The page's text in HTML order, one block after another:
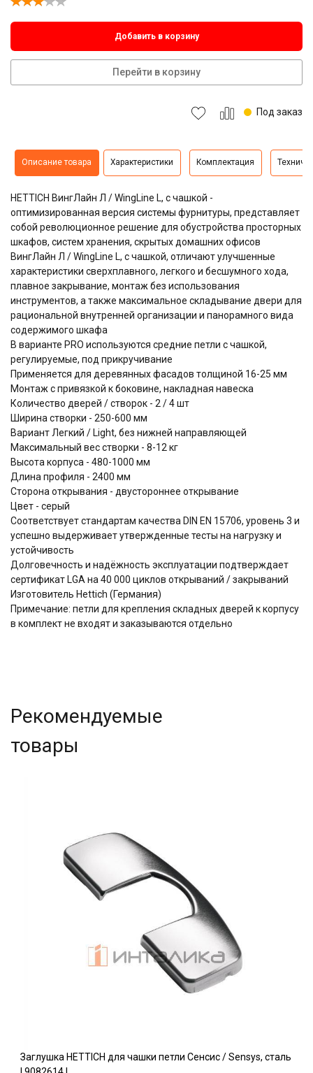
Добавить в корзину
Перейти в корзину
Под заказ
Описание товара Характеристики Комплектация
HETTICH ВингЛайн Л / WingLine L, с чашкой -
оптимизированная версия системы фурнитуры, представляет
собой революционное решение для обустройства просторных
шкафов, систем хранения, скрытых домашних офисов
ВингЛайн Л / WingLine L, с чашкой, отличают улучшенные
характеристики сверхплавного, легкого и бесшумного хода,
плавное закрывание, монтаж без использования
инструментов, а также максимальное складывание двери для
рациональной внутренней организации и панорамного вида
содержимого шкафа
В варианте PRO используются средние петли с чашкой,
регулируемые, под прикручивание
Применяется для деревянных фасадов толщиной 16-25 мм
Монтаж с привязкой к боковине, накладная навеска
Количество дверей / створок - 2 / 4 шт
Ширина створки - 250-600 мм
Вариант Легкий / Light, без нижней направляющей
Максимальный вес створки - 8-12 кг
Высота корпуса - 480-1000 мм
Длина профиля - 2400 мм
Сторона открывания - двустороннее открывание
Цвет - серый
Соответствует стандартам качества DIN EN 15706, уровень 3 и
успешно выдерживает утвержденные тесты на нагрузку и
устойчивость
Долговечность и надёжность эксплуатации подтверждает
сертификат LGA на 40 000 циклов открываний / закрываний
Изготовитель Hettich (Германия)
Примечание: петли для крепления складных дверей к корпусу
в комплект не входят и заказываются отдельно
Рекомендуемые
товары
Заглушка HETTICH для чашки петли Сенсис / Sensys, сталь